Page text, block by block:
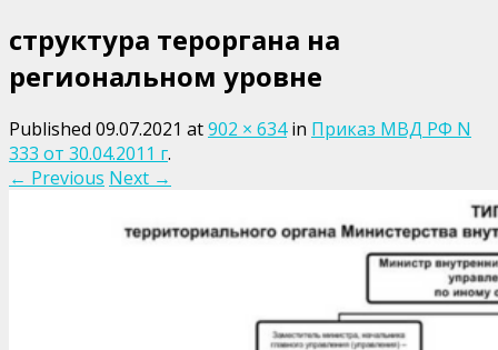
структура тероргана на
региональном уровне
Published 09.07.2021 at902 × 634in Приказ МВД РФ N
333 от 30.04.2011 г.
← Previous Next →